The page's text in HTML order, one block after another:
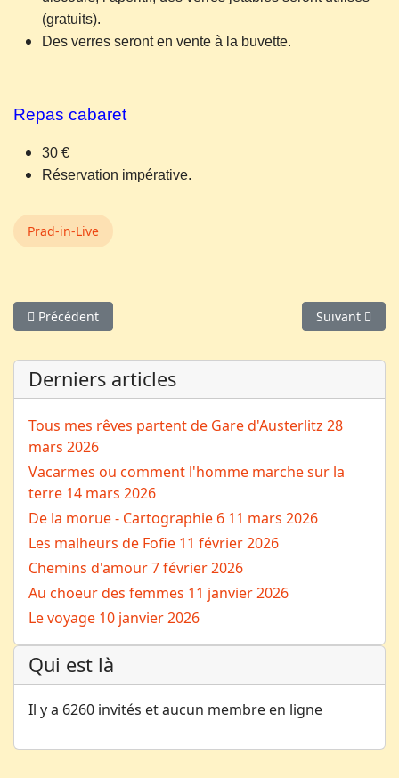
(gratuits).
Des verres seront en vente à la buvette.
Repas cabaret
30 €
Réservation impérative.
Prad-in-Live
Article précédent : Programmation
Précédent Article
Suivant
Derniers articles
Tous mes rêves partent de Gare d'Austerlitz 28
mars 2026
Vacarmes ou comment l'homme marche sur la
terre 14 mars 2026
De la morue - Cartographie 6 11 mars 2026
Les malheurs de Fofie 11 février 2026
Chemins d'amour7 février 2026
Au choeur des femmes 11 janvier 2026
Le voyage 10 janvier 2026
Qui est là
Il y a 6260 invités et aucun membre en ligne